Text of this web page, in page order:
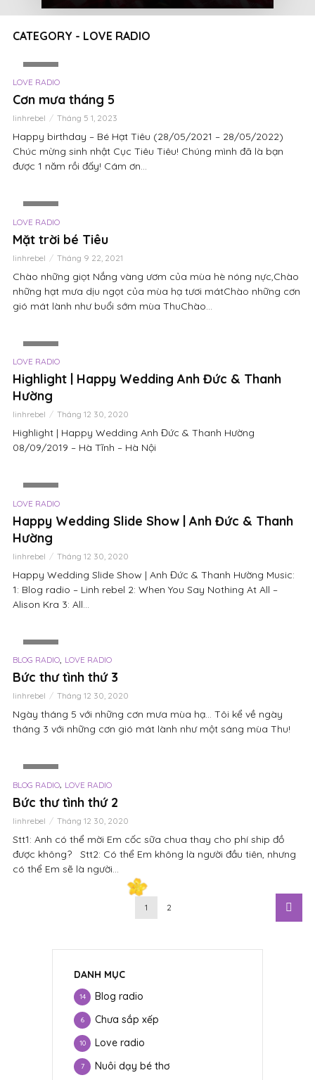
CATEGORY - LOVE RADIO
LOVE RADIO
Cơn mưa tháng 5
linhrebel Tháng 5 1, 2023
Happy birthday – Bé Hạt Tiêu (28/05/2021 – 28/05/2022)
Chúc mừng sinh nhật Cục Tiêu Tiêu! Chúng mình đã là bạn
được 1 năm rồi đấy! Cám ơn...
LOVE RADIO
Mặt trời bé Tiêu
linhrebel Tháng 9 22, 2021
Chào những giọt Nắng vàng ươm của mùa hè nóng nực,Chào
những hạt mưa dịu ngọt của mùa hạ tươi mátChào những cơn
gió mát lành như buổi sớm mùa ThuChào...
LOVE RADIO
Highlight | Happy Wedding Anh Đức & Thanh
Hường
linhrebel Tháng 12 30, 2020
Highlight | Happy Wedding Anh Đức & Thanh Hường
08/09/2019 – Hà Tĩnh – Hà Nội
LOVE RADIO
Happy Wedding Slide Show | Anh Đức & Thanh
Hường
linhrebel Tháng 12 30, 2020
Happy Wedding Slide Show | Anh Đức & Thanh Hường Music:
1: Blog radio – Linh rebel 2: When You Say Nothing At All –
Alison Kra 3: All...
BLOG RADIO, LOVE RADIO
Bức thư tình thứ 3
linhrebel Tháng 12 30, 2020
Ngày tháng 5 với những cơn mưa mùa hạ… Tôi kể về ngày
tháng 3 với những cơn gió mát lành như một sáng mùa Thu!
BLOG RADIO, LOVE RADIO
Bức thư tình thứ 2
linhrebel Tháng 12 30, 2020
Stt1: Anh có thể mời Em cốc sữa chua thay cho phí ship đồ
được không? Stt2: Có thể Em không là người đầu tiên, nhưng
có thể Em sẽ là người...
1 2
DANH MỤC
Blog radio
14
Chưa sắp xếp
6
Love radio
10
Nuôi dạy bé thơ
7